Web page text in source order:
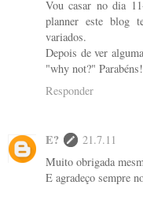
Vou casar no dia
planner este blog
variados.
Depois de ver
"why not?" Parabéns!
Responder
E?
21.7.11
Muito obrigada
E agradeço sempre